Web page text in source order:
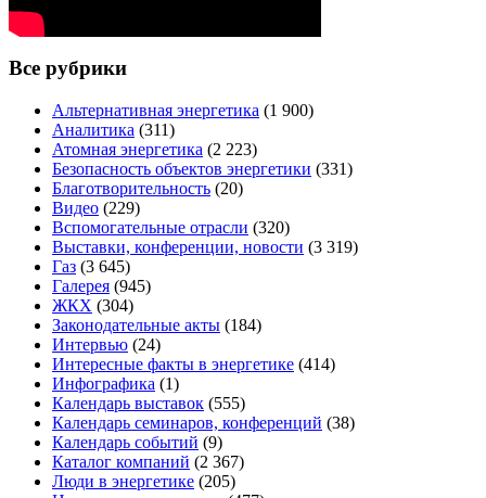
Все рубрики
Альтернативная энергетика (1 900)
Аналитика (311)
Атомная энергетика (2 223)
Безопасность объектов энергетики (331)
Благотворительность (20)
Видео (229)
Вспомогательные отрасли (320)
Выставки, конференции, новости (3 319)
Газ (3 645)
Галерея (945)
ЖКХ (304)
Законодательные акты (184)
Интервью (24)
Интересные факты в энергетике (414)
Инфографика (1)
Календарь выставок (555)
Календарь семинаров, конференций (38)
Календарь событий (9)
Каталог компаний (2 367)
Люди в энергетике (205)